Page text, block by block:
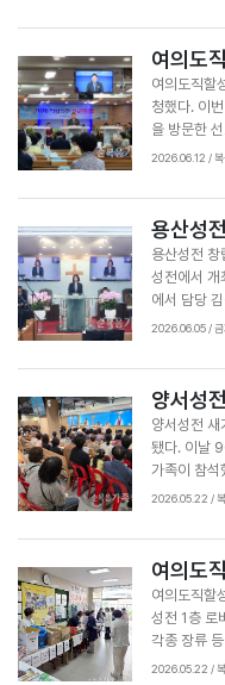
다시 한번
을 다짐했다.
의 삶 속에
헌신과 봉사
회에는 은
전도실 성
다. 참석자
억을 만들고
회장 이동규
여의도
여의도직할
청했다. 이
을 방문한
보내는 선교
행사에서 성
및 현지 성
선교사들은
화활동교실
간을 통한
영 목사와
다. 참석자
종교활동이
을 위한 기
2026.06.12 / 복
용산성
용산성전
성전에서 개
에서 담당
감사드린다.
가의 능력으
해 헌신할
용을 담은
회고하며 지
렸다. 또한
성전 벽에
2026.06.05 / 금
양서성
양서성전
됐다. 이날
가족이 참석
자를 배치했
인과 도둑’(
도둑과 같이
서 우리를
진리요 영
했다. 설교
어졌다. 태
의 말씀에
2026.05.22 / 복
여의도
여의도직할
성전 1층 로
각종 장류
이, 어묵 등
2026.05.22 / 복